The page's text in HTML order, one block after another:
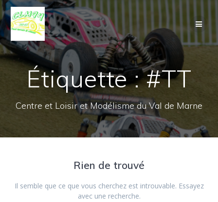
contenu
Étiquette :#TT
Centre et Loisir et Modélisme du Val de Marne
Rien de trouvé
Il semble que ce que vous cherchez est introuvable. Essayez
avec une recherche.